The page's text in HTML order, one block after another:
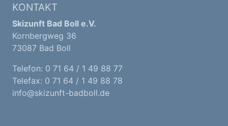
KONTAKT
Skizunft Bad Boll e.V.
Kornbergweg 36
73087 Bad Boll
Telefon: 0 71 64 / 1 49 88 77
Telefax: 0 71 64 / 1 49 88 78
info@skizunft-badboll.de